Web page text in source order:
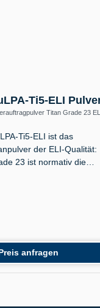
Ti5-ELI
Titan Grade 23
Ti5-ELI ist das
der ELI-Qualität:
23 ist normativ die…
anfragen